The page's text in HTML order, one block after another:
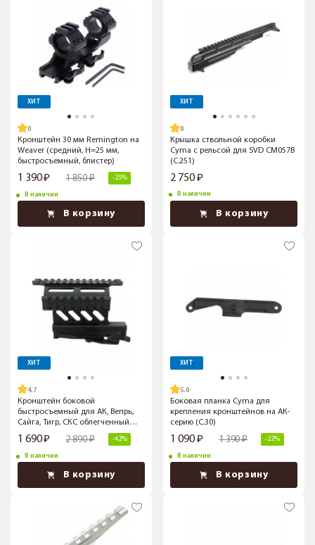
ХИТ
Кронштейн 30 мм Remington на
Weaver (средний, H=25 мм,
быстросъемный, блистер)
1 390 1 850 -25%
В наличии
В корзину
ХИТ
Крышка ствольной коробки
Cyma c рельсой для SVD CM057B
(C.251)
2 750
В наличии
В корзину
ХИТ
4.7
Кронштейн боковой
быстросъемный для АК, Вепрь,
Сайга, Тигр, СКС облегченный
(BH-MR10)
1 690 2 890 -42%
В наличии
В корзину
ХИТ
5.0
Боковая планка Cyma для
крепления кронштейнов на АК-
серию (C.30)
1 090 1 390 -22%
В наличии
В корзину